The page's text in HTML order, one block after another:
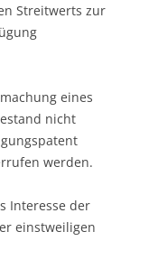
Streitwerts zur
eines
nicht
werden.
Interesse der
einstweiligen